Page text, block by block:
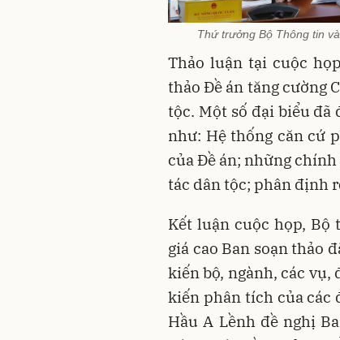
Thứ trưởng Bộ Thông tin
Thảo luận tại cuộc
thảo Đề án tăng cường
tộc. Một số đại biểu đã
như: Hệ thống căn cứ
của Đề án; những
tác dân tộc; phân định
Kết luận cuộc họp, Bộ
giá cao Ban soạn thảo
kiến bộ, ngành, các
kiến phân tích của các
Hầu A Lềnh đề nghị